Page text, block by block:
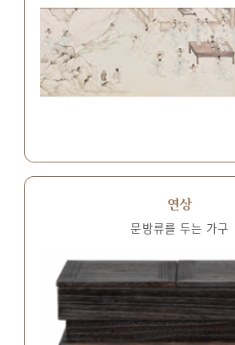
연상
문방류를 두는 가구